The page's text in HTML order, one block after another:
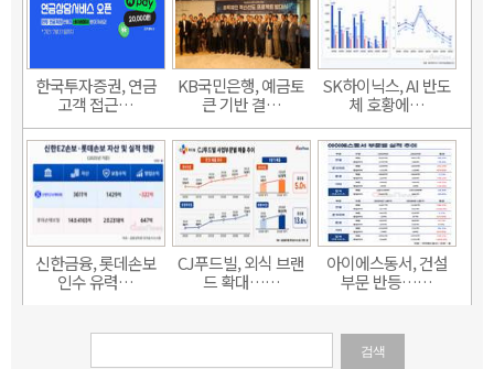
한국투자증권, 연금
고객 접근…
KB국민은행, 예금토
큰 기반 결…
SK하이닉스, AI 반도
체 호황에…
신한금융, 롯데손보
인수 유력…
CJ푸드빌, 외식 브랜
드 확대……
아이에스동서, 건설
부문 반등……
검색